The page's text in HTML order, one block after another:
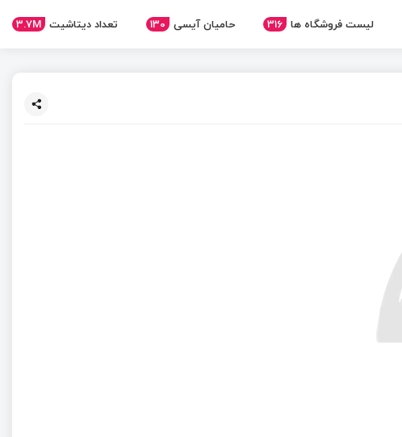
لیست فروشگاه ها 316 حامیان آیسی 130 تعداد دیتاشیت 3.7M